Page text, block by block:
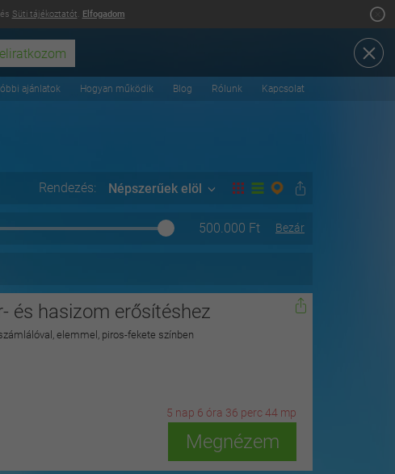
és Süti tájékoztatót. Elfogadom
ajánlatok Hogyan működik Blog Rólunk Kapcsolat
Rendezés: Népszerűek elöl
Bezár
500.000 Ft
és hasizom erősítéshez
elemmel, piros-fekete színben
5 nap 6 óra 36 perc42 mp
Megnézem